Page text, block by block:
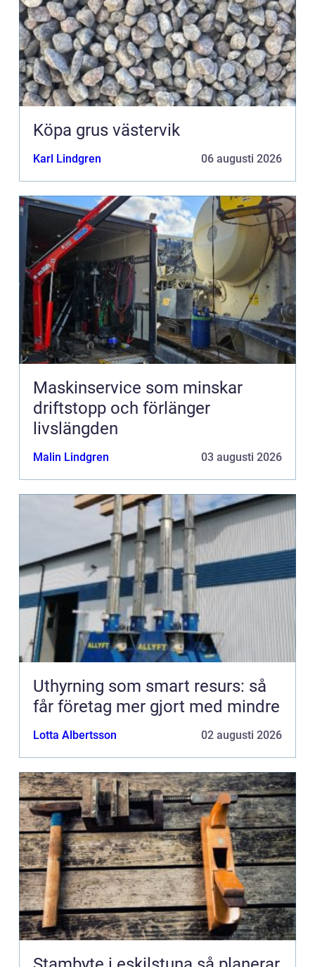
Köpa grus västervik
Karl Lindgren 06 augusti 2026
Maskinservice som minskar
driftstopp och förlänger
livslängden
Malin Lindgren 03 augusti 2026
Uthyrning som smart resurs: så
får företag mer gjort med mindre
Lotta Albertsson 02 augusti 2026